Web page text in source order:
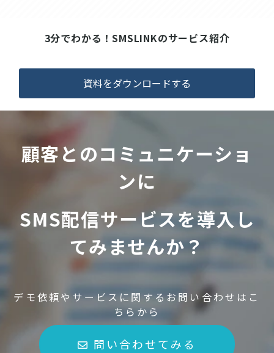
3分でわかる！SMSLINKのサービス紹介
資料をダウンロードする
顧客とのコミュニケーショ
ンに
SMS配信サービスを導入し
てみませんか？
デモ依頼やサービスに関するお問い合わせはこ
ちらから
問い合わせてみる